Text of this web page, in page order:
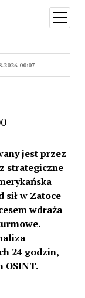
open
menu
00:07
jest przez
strategiczne
sił w Zatoce
wdraża
24 godzin,
OSINT.